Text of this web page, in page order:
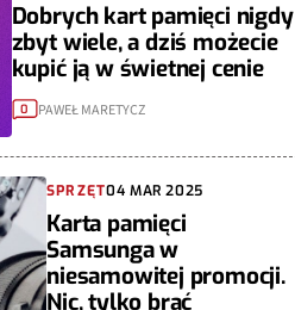
Dobrych kart pamięci nigdy
zbyt wiele, a dziś możecie
kupić ją w świetnej cenie
0 PAWEŁ MARETYCZ
SPRZĘT04 MAR 2025
Karta pamięci
Samsunga w
niesamowitej promocji.
Nic, tylko brać